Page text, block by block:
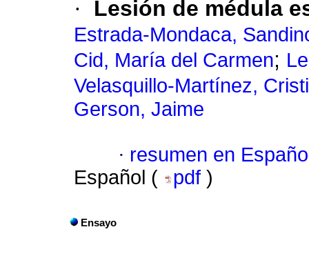
· Lesión de médula
Estrada-Mondaca,
Cid, María del Carmen;
Velasquillo-Martínez,
Gerson, Jaime
· resumen en
Español (
pdf )
Ensayo